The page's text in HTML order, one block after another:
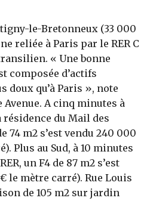
le-Bretonneux (33 000
reliée à Paris par le RER C
« Une bonne
composée d’actifs
doux qu’à Paris », note
Avenue. A cinq minutes à
résidence du Mail des
74 m2 s’est vendu 240 000
Plus au Sud, à 10 minutes
un F4 de 87 m2 s’est
le mètre carré). Rue Louis
de 105 m2 sur jardin